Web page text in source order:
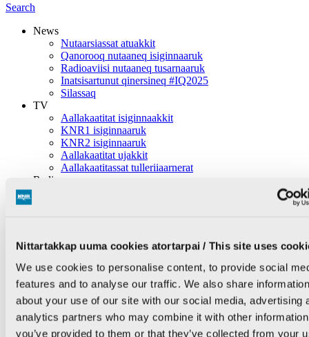
Nittartakkap uuma cookies atortarpai / This site uses
We use cookies to personalise content, to provide social
features and to analyse our traffic. We also share information
about your use of our site with our social media, advertising
analytics partners who may combine it with other
you’ve provided to them or that they’ve collected from your
Search
News
Nutaarsiassat atuakkit
Qanorooq nutaaneq isiginnaaruk
Radioaviisi nutaaneq tusarnaaruk
Inatsisartunut qinersineq #IQ2025
Silassaq
TV
Aallakaatitat isiginnaakkit
KNR1 isiginnaaruk
KNR2 isiginnaaruk
Aallakaatitat ujakkit
Aallakaatitassat tulleriiaarnerat
Radio
Aallakaatitassat tulleriiaarnerat
Inuttassarsiuussat
Ingerlatsineq
KNR pillugu
KNR pillugu nutaarsiassat
Inuttassarsiuussat